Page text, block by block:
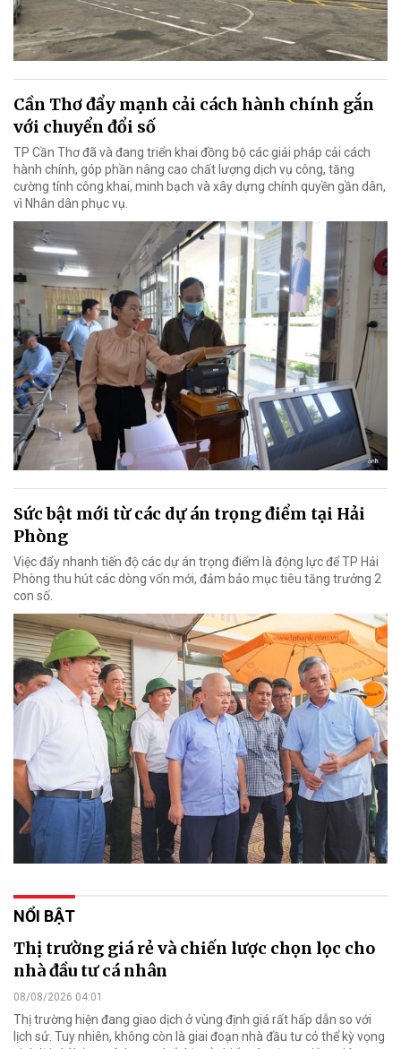
Cần Thơ đẩy mạnh cải cách hành chính gắn
với chuyển đổi số
TP Cần Thơ đã và đang triển khai đồng bộ các giải pháp cải cách
hành chính, góp phần nâng cao chất lượng dịch vụ công, tăng
cường tính công khai, minh bạch và xây dựng chính quyền gần dân,
vì Nhân dân phục vụ.
Sức bật mới từ các dự án trọng điểm tại Hải
Phòng
Việc đẩy nhanh tiến độ các dự án trọng điểm là động lực để TP Hải
Phòng thu hút các dòng vốn mới, đảm bảo mục tiêu tăng trưởng 2
con số.
NỔI BẬT
Thị trường giá rẻ và chiến lược chọn lọc cho
nhà đầu tư cá nhân
08/08/2026 04:01
Thị trường hiện đang giao dịch ở vùng định giá rất hấp dẫn so với
lịch sử. Tuy nhiên, không còn là giai đoạn nhà đầu tư có thể kỳ vọng